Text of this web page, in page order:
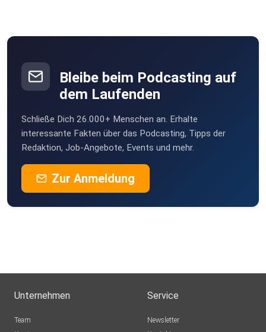
Bleibe beim Podcasting auf
dem Laufenden
Schließe Dich 26.000+ Menschen an. Erhalte
interessante Fakten über das Podcasting, Tipps der
Redaktion, Job-Angebote, Events und mehr.
Zur Anmeldung
Unternehmen
Team
Service
Newsletter